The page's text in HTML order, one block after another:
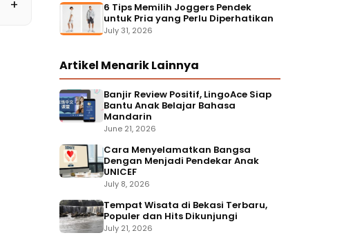
6 Tips Memilih Joggers Pendek
untuk Pria yang Perlu Diperhatikan
July 31, 2026
Artikel Menarik Lainnya
Banjir Review Positif, LingoAce Siap
Bantu Anak Belajar Bahasa
Mandarin
June 21, 2026
Cara Menyelamatkan Bangsa
Dengan Menjadi Pendekar Anak
UNICEF
July 8, 2026
Tempat Wisata di Bekasi Terbaru,
Populer dan Hits Dikunjungi
July 21, 2026